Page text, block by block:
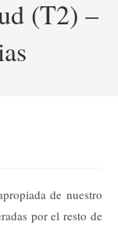
(T2) –
de nuestro
por el resto de